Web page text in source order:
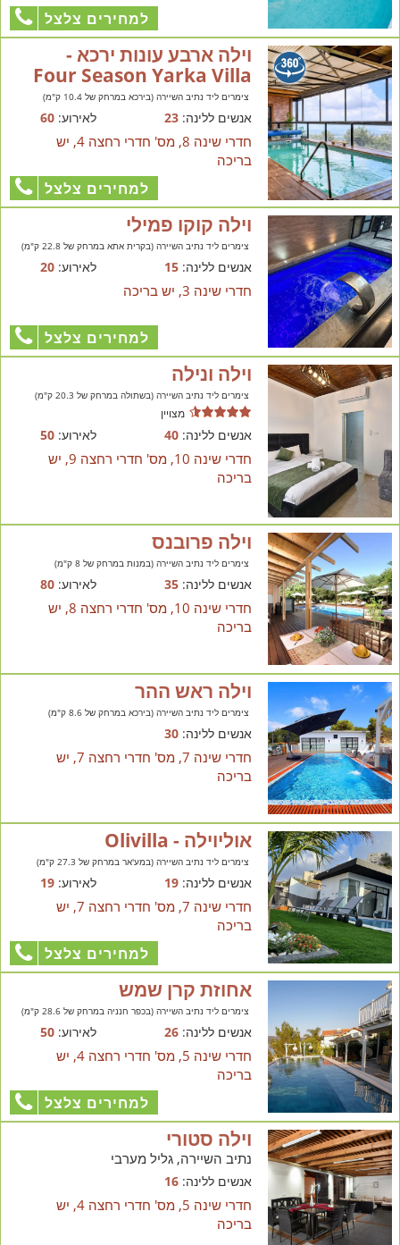
למחירים צלצל
וילה ארבע עונות ירכא -
Four Season Yarka Villa
צימרים ליד נתיב השיירה (בירכא במרחק של 10.4 ק"מ)
אנשים ללינה:23 לאירוע:60
חדרי שינה 8, מס' חדרי רחצה 4, יש
בריכה
למחירים צלצל
וילה קוקו פמילי
צימרים ליד נתיב השיירה (בקרית אתא במרחק של 22.8 ק"מ)
אנשים ללינה:15 לאירוע:20
חדרי שינה 3, יש בריכה
למחירים צלצל
וילה ונילה
צימרים ליד נתיב השיירה (בשתולה במרחק של 20.3 ק"מ)
מצויין
אנשים ללינה:40 לאירוע:50
חדרי שינה 10, מס' חדרי רחצה 9, יש
בריכה
וילה פרובנס
צימרים ליד נתיב השיירה (במנות במרחק של 8 ק"מ)
אנשים ללינה:35 לאירוע:80
חדרי שינה 10, מס' חדרי רחצה 8, יש
בריכה
וילה ראש ההר
צימרים ליד נתיב השיירה (בירכא במרחק של 8.6 ק"מ)
אנשים ללינה:30
חדרי שינה 7, מס' חדרי רחצה 7, יש
בריכה
אוליוילה - Olivilla
צימרים ליד נתיב השיירה (במע'אר במרחק של 27.3 ק"מ)
אנשים ללינה:19 לאירוע:19
חדרי שינה 7, מס' חדרי רחצה 7, יש
בריכה
למחירים צלצל
אחוזת קרן שמש
צימרים ליד נתיב השיירה (בכפר חנניה במרחק של 28.6 ק"מ)
אנשים ללינה:26 לאירוע:50
חדרי שינה 5, מס' חדרי רחצה 4, יש
בריכה
למחירים צלצל
וילה סטורי
נתיב השיירה, גליל מערבי
אנשים ללינה:16
חדרי שינה 5, מס' חדרי רחצה 4, יש
בריכה